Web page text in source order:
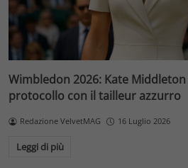
Wimbledon 2026: Kate
protocollo con il tailleur azzurro
Redazione VelvetMAG 16 Luglio 2026
Leggi di più